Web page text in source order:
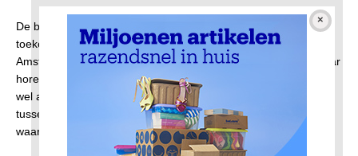
De boodschap van Jos is vooral dat Amsterdam op haar
toekomst voorbereid moet zijn. Het aantal inwoners van
Amsterdam stijgt en vooral het aantal inwoners van Noord. Daar
horen goede verbindingen bij. De pontjes kunnen het nu nog
wel aan, maar in de toekomst niet meer. Maar, benadrukt Jos,
tussen plannen en de realisatie kunnen heel veel jaren zitten,
waarin ook nog eens van alles kan veranderen.